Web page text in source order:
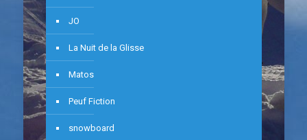
JO
La Nuit de la Glisse
Matos
Peuf Fiction
snowboard